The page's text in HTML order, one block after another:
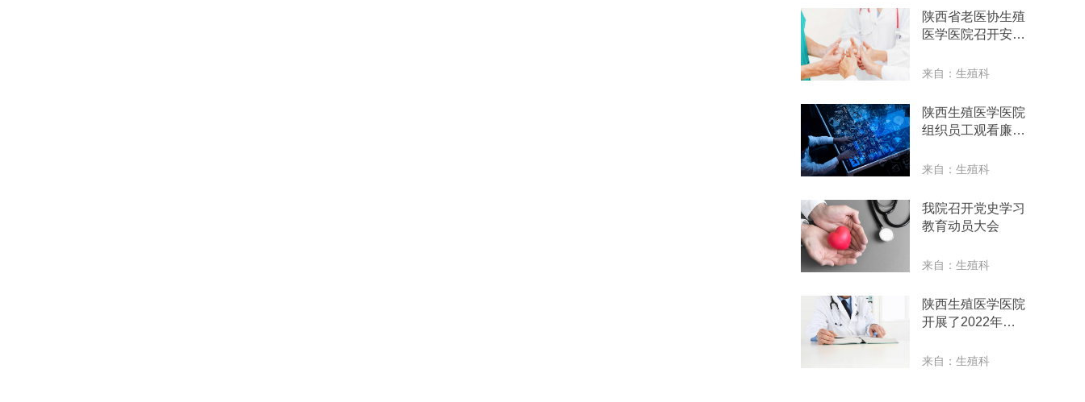
陕西省老医协生殖
医学医院召开安全
来自：生殖科
陕西生殖医学医院
组织员工观看廉政
来自：生殖科
我院召开党史学习
教育动员大会
来自：生殖科
陕西生殖医学医院
开展了2022年新
来自：生殖科